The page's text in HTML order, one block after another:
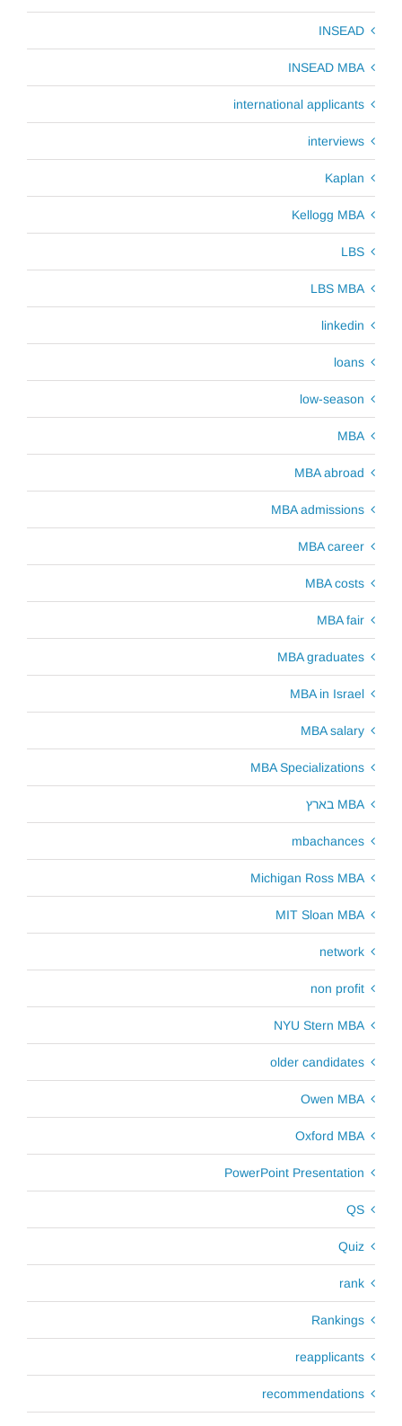
INSEAD
INSEAD MBA
international applicants
interviews
Kaplan
Kellogg MBA
LBS
LBS MBA
linkedin
loans
low-season
MBA
MBA abroad
MBA admissions
MBA career
MBA costs
MBA fair
MBA graduates
MBA in Israel
MBA salary
MBA Specializations
MBA בארץ
mbachances
Michigan Ross MBA
MIT Sloan MBA
network
non profit
NYU Stern MBA
older candidates
Owen MBA
Oxford MBA
PowerPoint Presentation
QS
Quiz
rank
Rankings
reapplicants
recommendations